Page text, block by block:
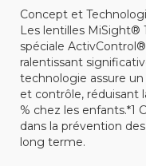
Concept et
Les lentilles MiSight®
spéciale
ralentissant
technologie assure
et contrôle, réduisant
% chez les enfants.*1
dans la prévention
long terme.